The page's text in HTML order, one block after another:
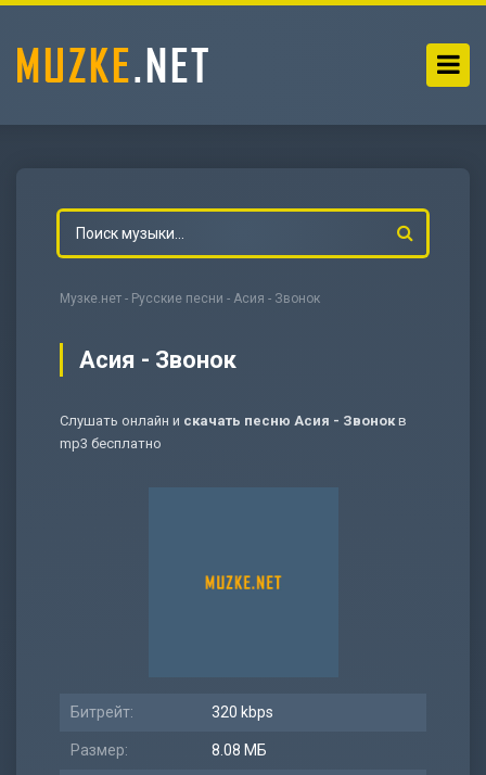
Музке.нет - Русские песни - Асия - Звонок
Асия - Звонок
Слушать онлайн и скачать песню Асия - Звонокв
mp3 бесплатно
Битрейт: 320 kbps
Размер: 8.08 МБ